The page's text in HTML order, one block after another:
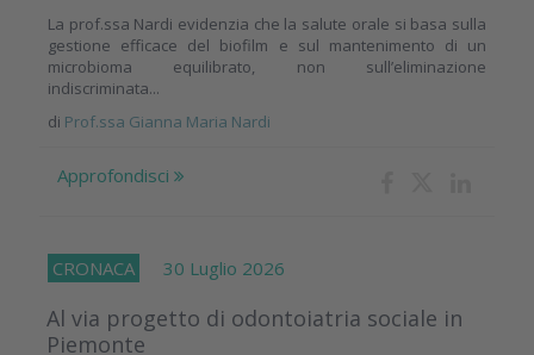
La prof.ssa Nardi evidenzia che la salute orale si basa sulla
gestione efficace del biofilm e sul mantenimento di un
microbioma equilibrato, non sull’eliminazione
indiscriminata...
di Prof.ssa Gianna Maria Nardi
Approfondisci
CRONACA 30 Luglio 2026
Al via progetto di odontoiatria sociale in
Piemonte